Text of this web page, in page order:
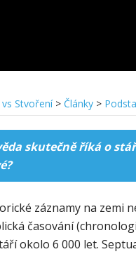
vs Stvoření> Články >
skutečně říká o
záznamy na zemi
časování
okolo 6 000 let.